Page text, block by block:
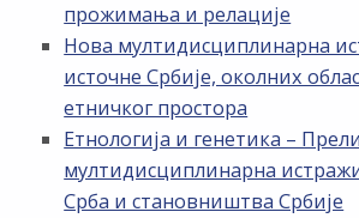
прожимања и релације
Нова мултидисциплинарна
источне Србије, околних
етничког простора
Етнологија и генетика –
мултидисциплинарна
Срба и становништва Србије